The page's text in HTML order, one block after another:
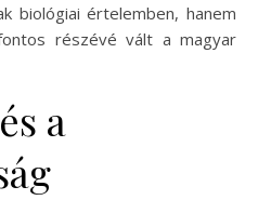
biológiai értelemben, hanem
részévé vált a magyar
a